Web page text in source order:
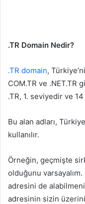
.TR Domain Nedir?
.TR domain,
COM.TR ve .NET.TR
.TR, 1. seviyedir ve
Bu alan adları,
kullanılır.
Örneğin, geçmişte
olduğunu
adresini de
adresinin sizin